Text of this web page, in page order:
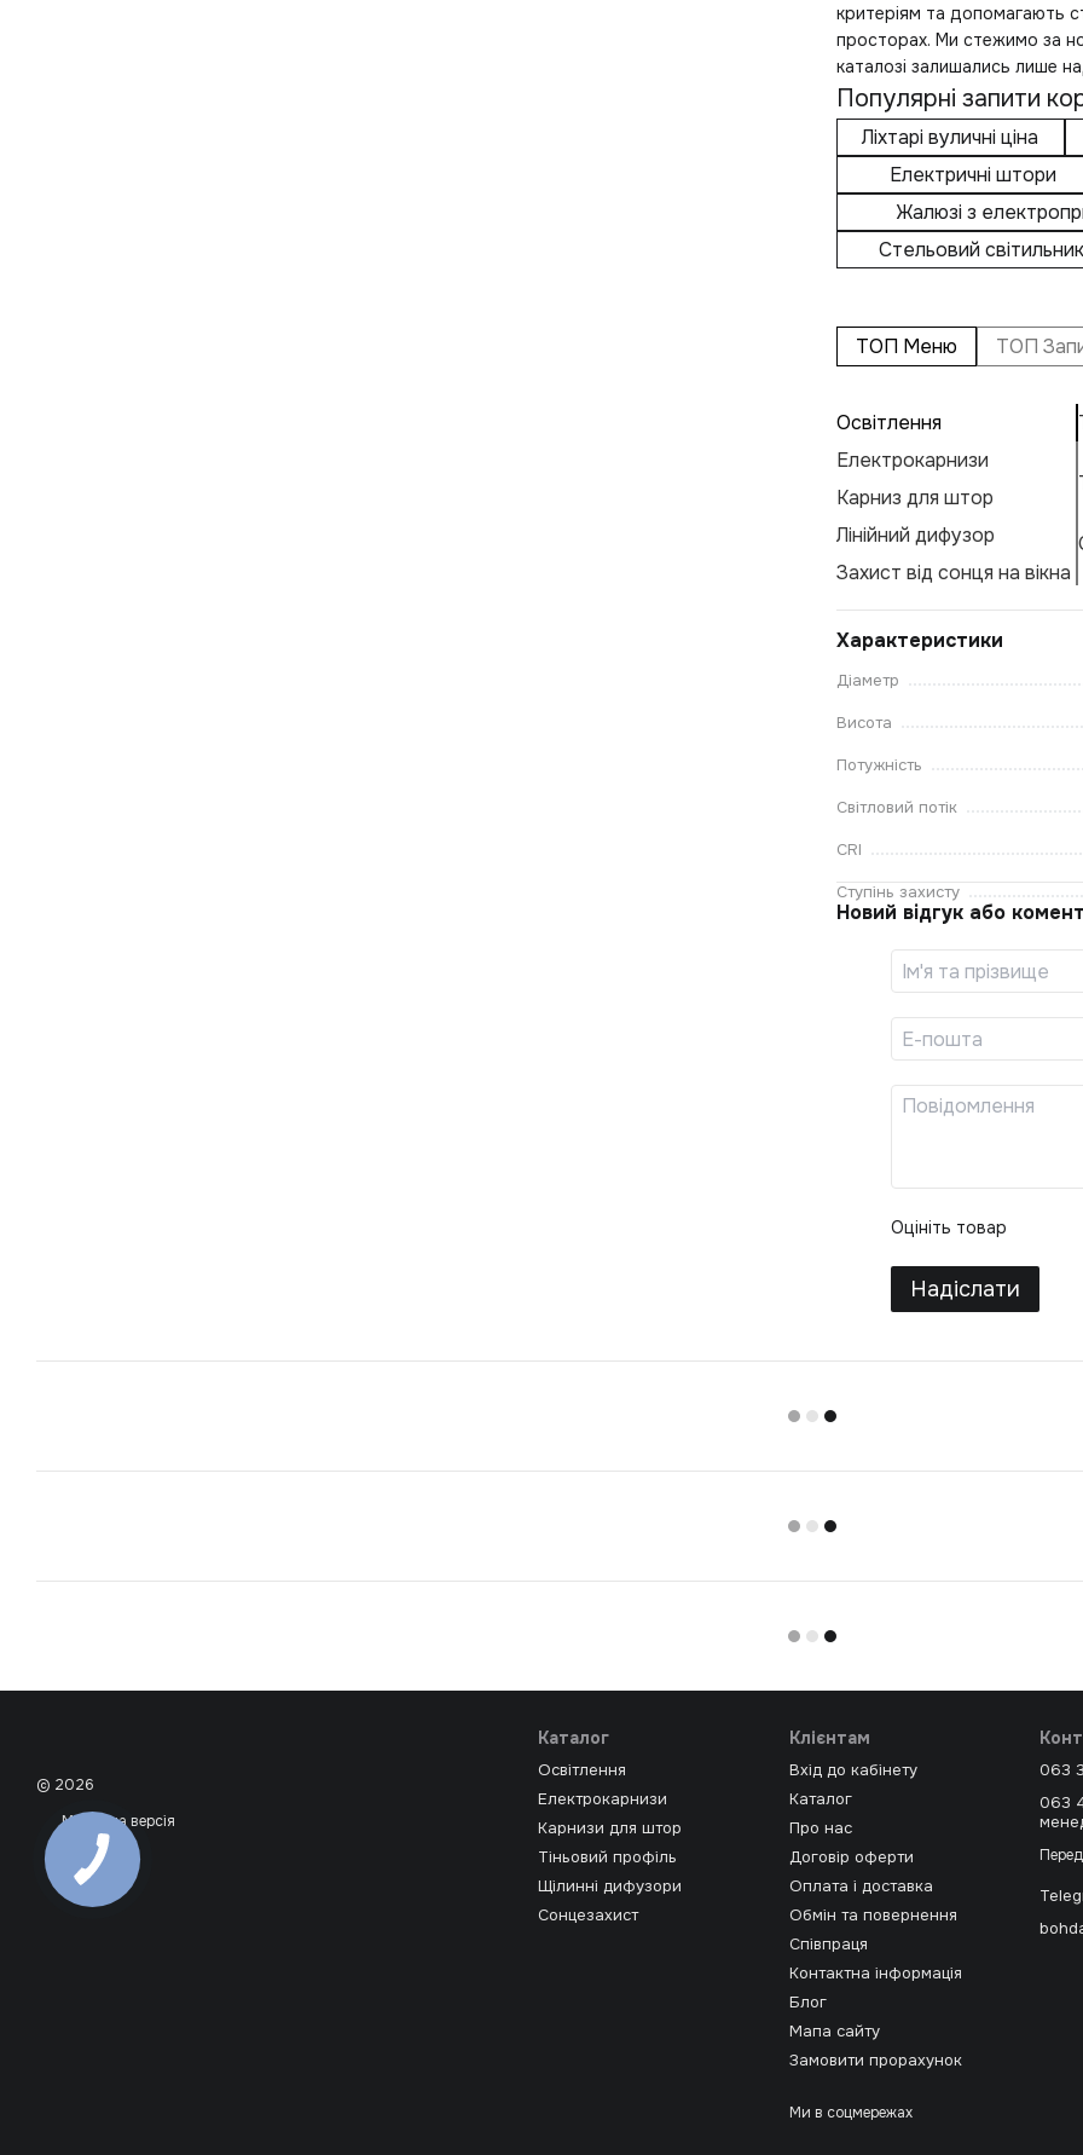
критеріям та допомагають
просторах. Ми стежимо за
каталозі залишались лише
Популярні запити
Ліхтарі вуличні ціна
Електричні штори
Жалюзі з
Стельовий світильник
ТОП Меню ТОП
Освітлення
Електрокарнизи
Карниз для штор
Лінійний дифузор
Захист від сонця на вікна
Характеристики
Діаметр
Висота
Потужність
Світловий потік
CRI
Ступінь захисту
Новий відгук або
Оцініть товар
Надіслати
© 2026
Мобільна версія
Каталог
Освітлення
Електрокарнизи
Карнизи для штор
Тіньовий профіль
Щілинні дифузори
Сонцезахист
Клієнтам
Вхід до кабінету
Каталог
Про нас
Договір оферти
Оплата і доставка
Обмін та повернення
Співпраця
Контактна інформація
Блог
Мапа сайту
Замовити прорахунок
Ми в соцмережах
063
063